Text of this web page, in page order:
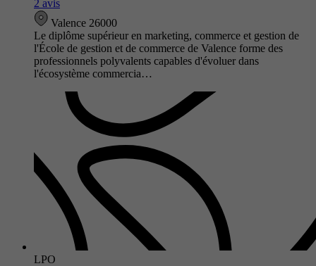
2 avis
Valence 26000
Le diplôme supérieur en marketing, commerce et gestion de
l'École de gestion et de commerce de Valence forme des
professionnels polyvalents capables d'évoluer dans
l'écosystème commercia…
LPO